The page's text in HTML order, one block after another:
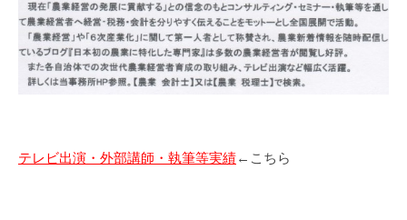
テレビ出演・外部講師・執筆等実績←こちら